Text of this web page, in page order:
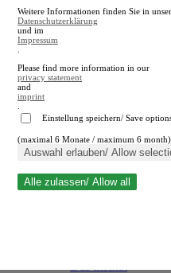
A
A
Suche schließen
Weitere Informationen finden Sie in
Datenschutzerklärung
und im
Impressum
Please find more information in our
privacy statement
and
imprint
Einstellung speichern/ Save
(maximal 6 Monate / maximum 6 month)
Auswahl erlauben/ Allow
Alle zulassen/ Allow all